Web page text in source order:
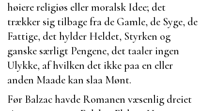
høiere religiøs eller moralsk Idee; det
trækker sig tilbage fra de Gamle, de Syge, de
Fattige, det hylder Heldet, Styrken og
ganske særligt Pengene, det taaler ingen
Ulykke, af hvilken det ikke paa en eller
anden Maade kan slaa Mønt.
Før Balzachavde Romanen væsenlig dreiet